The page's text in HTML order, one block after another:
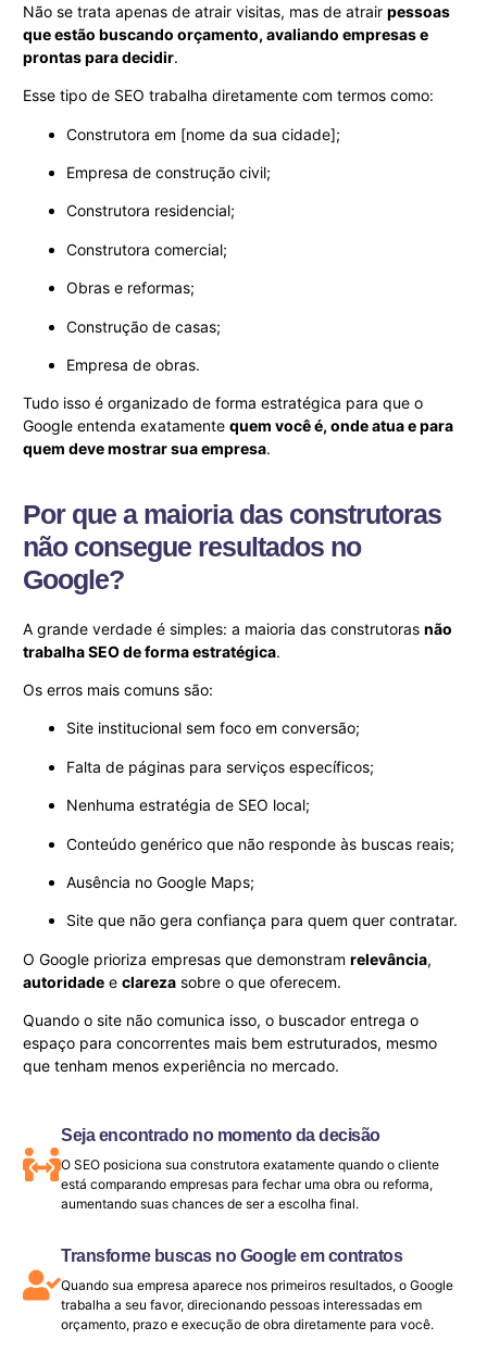
Não se trata apenas de atrair visitas, mas de atrair pessoas
que estão buscando orçamento, avaliando empresas e
prontas para decidir.
Esse tipo de SEO trabalha diretamente com termos como:
Construtora em [nome da sua cidade];
Empresa de construção civil;
Construtora residencial;
Construtora comercial;
Obras e reformas;
Construção de casas;
Empresa de obras.
Tudo isso é organizado de forma estratégica para que o
Google entenda exatamente quem você é, onde atua e para
quem deve mostrar sua empresa.
Por que a maioria das construtoras
não consegue resultados no
Google?
A grande verdade é simples: a maioria das construtoras não
trabalha SEO de forma estratégica.
Os erros mais comuns são:
Site institucional sem foco em conversão;
Falta de páginas para serviços específicos;
Nenhuma estratégia de SEO local;
Conteúdo genérico que não responde às buscas reais;
Ausência no Google Maps;
Site que não gera confiança para quem quer contratar.
O Google prioriza empresas que demonstram relevância,
autoridade e clareza sobre o que oferecem.
Quando o site não comunica isso, o buscador entrega o
espaço para concorrentes mais bem estruturados, mesmo
que tenham menos experiência no mercado.
Seja encontrado no momento da decisão
O SEO posiciona sua construtora exatamente quando o cliente
está comparando empresas para fechar uma obra ou reforma,
aumentando suas chances de ser a escolha final.
Transforme buscas no Google em contratos
Quando sua empresa aparece nos primeiros resultados, o Google
trabalha a seu favor, direcionando pessoas interessadas em
orçamento, prazo e execução de obra diretamente para você.